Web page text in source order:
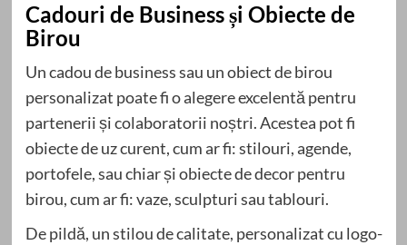
Cadouri de Business și Obiecte de
Birou
Un cadou de business sau un obiect de birou
personalizat poate fi o alegere excelentă pentru
partenerii și colaboratorii noștri. Acestea pot fi
obiecte de uz curent, cum ar fi: stilouri, agende,
portofele, sau chiar și obiecte de decor pentru
birou, cum ar fi: vaze, sculpturi sau tablouri.
De pildă, un stilou de calitate, personalizat cu logo-